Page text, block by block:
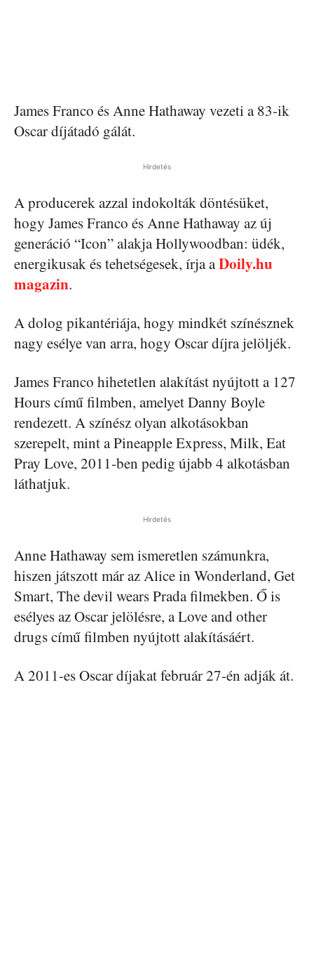
James Franco és Anne Hathaway vezeti a 83-ik
Oscar díjátadó gálát.
Hirdetés
A producerek azzal indokolták döntésüket,
hogy James Franco és Anne Hathaway az új
generáció “Icon” alakja Hollywoodban: üdék,
energikusak és tehetségesek, írja aDoily.hu
magazin.
A dolog pikantériája, hogy mindkét színésznek
nagy esélye van arra, hogy Oscar díjra jelöljék.
James Franco hihetetlen alakítást nyújtott a 127
Hours című filmben, amelyet Danny Boyle
rendezett. A színész olyan alkotásokban
szerepelt, mint a Pineapple Express, Milk, Eat
Pray Love, 2011-ben pedig újabb 4 alkotásban
láthatjuk.
Hirdetés
Anne Hathaway sem ismeretlen számunkra,
hiszen játszott már az Alice in Wonderland, Get
Smart, The devil wears Prada filmekben. Ő is
esélyes az Oscar jelölésre, a Love and other
drugs című filmben nyújtott alakításáért.
A 2011-es Oscar díjakat február 27-én adják át.